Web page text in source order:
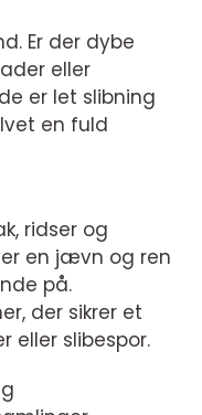
Er der dybe
eller
er let slibning
en fuld
ridser og
en jævn og ren
på.
der sikrer et
eller slibespor.